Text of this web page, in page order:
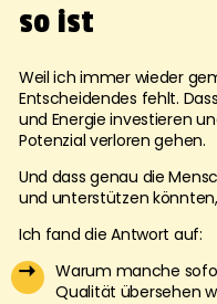
so ist
Weil ich immer wieder
Entscheidendes fehlt.
und Energie investieren
Potenzial verloren gehen.
Und dass genau die
und unterstützen
Ich fand die Antwort auf:
Warum manche
Qualität übersehen